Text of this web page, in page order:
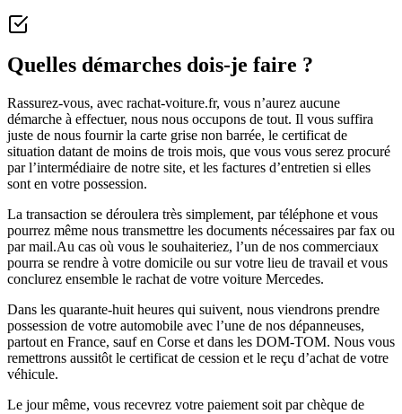
Quelles démarches dois-je faire ?
Rassurez-vous, avec rachat-voiture.fr, vous n’aurez aucune
démarche à effectuer, nous nous occupons de tout. Il vous suffira
juste de nous fournir la carte grise non barrée, le certificat de
situation datant de moins de trois mois, que vous vous serez procuré
par l’intermédiaire de notre site, et les factures d’entretien si elles
sont en votre possession.
La transaction se déroulera très simplement, par téléphone et vous
pourrez même nous transmettre les documents nécessaires par fax ou
par mail.Au cas où vous le souhaiteriez, l’un de nos commerciaux
pourra se rendre à votre domicile ou sur votre lieu de travail et vous
conclurez ensemble le rachat de votre voiture Mercedes.
Dans les quarante-huit heures qui suivent, nous viendrons prendre
possession de votre automobile avec l’une de nos dépanneuses,
partout en France, sauf en Corse et dans les DOM-TOM. Nous vous
remettrons aussitôt le certificat de cession et le reçu d’achat de votre
véhicule.
Le jour même, vous recevrez votre paiement soit par chèque de